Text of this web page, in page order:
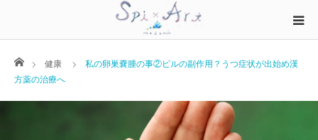
ホーム健康
私の卵巣嚢腫の事②ピルの副作用？うつ症状が出始め漢
方薬の治療へ